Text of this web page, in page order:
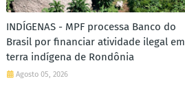
INDÍGENAS - MPF processa Banco do
Brasil por financiar atividade ilegal em
terra indígena de Rondônia
Agosto 05, 2026